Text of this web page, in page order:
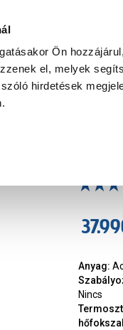
Ön
el, melyek
hirdetések
Praktiker Professional
Anyag:
Nincs